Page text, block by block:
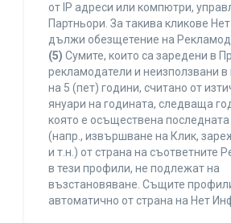
от IP адреси или компютри,
Партньори. За такива кликове
дължи обезщетение на
(5) Сумите, които са заредени в
рекламодатели и неизползвани
на 5 (пет) години, считано от
януари на годината, следваща
която е осъществена последната
(напр., извършване на Клик,
и т.н.) от страна на съответните
в тези профили, не подлежат на
възстановяване. Същите
автоматично от страна на Нет